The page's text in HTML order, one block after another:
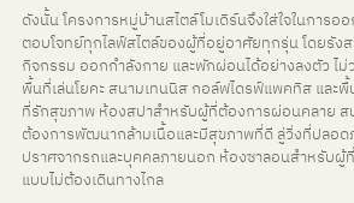
ดังนั้น โครงการหมู่บ้านสไตล์โมเดิร์นจึงใส่ใจในการ
ตอบโจทย์ทุกไลฟ์สไตล์ของผู้ที่อยู่อาศัยทุกรุ่น โดยรัง
กิจกรรม ออกกำลังกาย และพักผ่อนได้อย่างลงตัว ไม่
พื้นที่เล่นโยคะ สนามเทนนิส กอล์ฟไดรฟ์แพคทิส และ
ที่รักสุขภาพ ห้องสปาสำหรับผู้ที่ต้องการผ่อนคลาย ส
ต้องการพัฒนากล้ามเนื้อและมีสุขภาพที่ดี ลู่วิ่งที่ปลอด
ปราศจากรถและบุคคลภายนอก ห้องซาลอนสำหรับผู้
แบบไม่ต้องเดินทางไกล